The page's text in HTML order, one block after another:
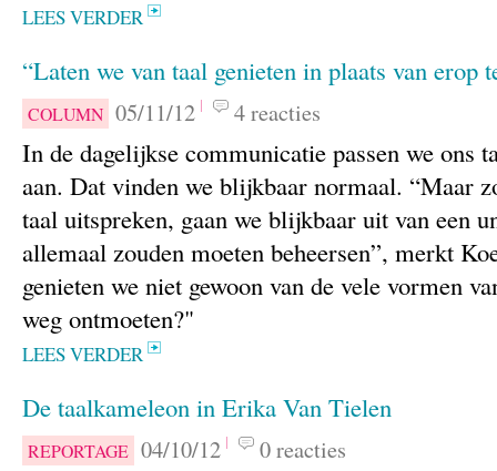
LEES VERDER
“Laten we van taal genieten in plaats van erop
COLUMN 05/11/12 4 reacties
In de dagelijkse communicatie passen we ons
aan. Dat vinden we blijkbaar normaal. “Maar
taal uitspreken, gaan we blijkbaar uit van een
allemaal zouden moeten beheersen”, merkt
genieten we niet gewoon van de vele vormen
weg ontmoeten?"
LEES VERDER
De taalkameleon in Erika Van Tielen
REPORTAGE 04/10/12 0 reacties